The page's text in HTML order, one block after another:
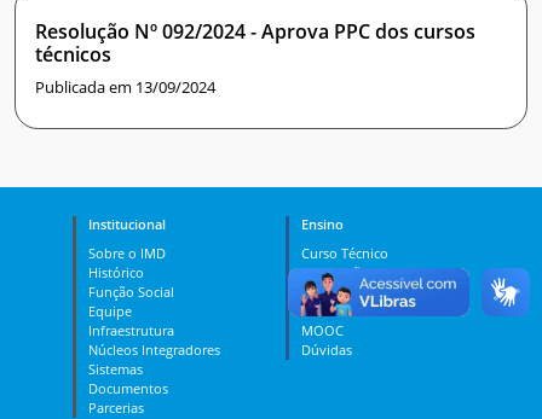
Resolução Nº 092/2024 - Aprova PPC dos cursos
técnicos
Publicada em 13/09/2024
Institucional
Sobre o IMD
Histórico
Função Social
Equipe
Infraestrutura
Núcleos Integradores
Sistemas
Documentos
Parcerias
Ensino
Curso Técnico
Graduação
Pós-graduação
PES
MOOC
Dúvidas